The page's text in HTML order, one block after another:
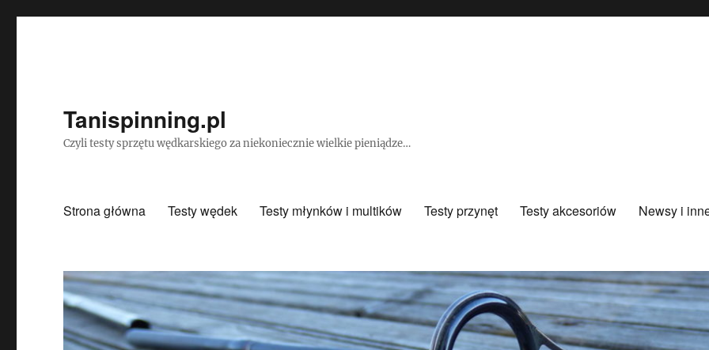
Tanispinning.pl
Czyli testy sprzętu wędkarskiego za niekoniecznie wielkie pieniądze…
Strona główna Testy wędek Testy młynków i multików Testy przynęt Testy akcesoriów Newsy i